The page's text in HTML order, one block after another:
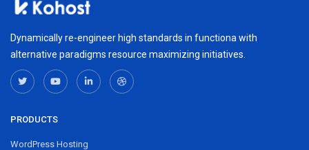
Dynamically re-engineer high standards in functiona with
alternative paradigms resource maximizing initiatives.
PRODUCTS
WordPress Hosting